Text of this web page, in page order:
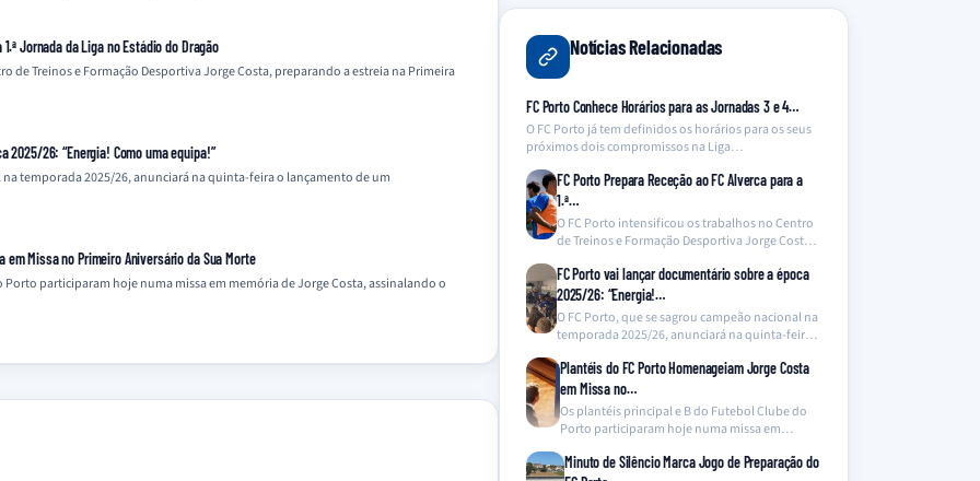
Jornada da Liga no Estádio do Dragão
de Treinos e Formação Desportiva Jorge Costa, preparando a estreia na Primeira
2025/26: “Energia! Como uma equipa!”
na temporada 2025/26, anunciará na quinta-feira o lançamento de um
em Missa no Primeiro Aniversário da Sua Morte
participaram hoje numa missa em memória de Jorge Costa, assinalando o
Notícias Relacionadas
FC Porto Conhece Horários para as Jornadas 3 e 4…
O FC Porto já tem definidos os horários para os seus
próximos dois compromissos na Liga…
FC Porto Prepara Receção ao FC Alverca para a
1.ª…
O FC Porto intensificou os trabalhos no Centro
de Treinos e Formação Desportiva Jorge Costa,
FC Porto vai lançar documentário sobre a época
2025/26: “Energia!…
O FC Porto, que se sagrou campeão nacional na
temporada 2025/26, anunciará na quinta-feira o
Plantéis do FC Porto Homenageiam Jorge Costa
em Missa no…
Os plantéis principal e B do Futebol Clube do
Porto participaram hoje numa missa em
Minuto de Silêncio Marca Jogo de Preparação do